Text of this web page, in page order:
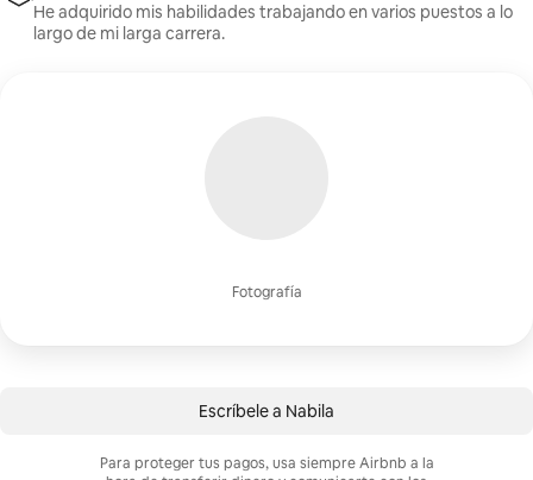
Fotografía
He adquirido mis habilidades trabajando en varios puestos a lo
largo de mi larga carrera.
Escríbele a Nabila
Para proteger tus pagos, usa siempre Airbnb a la